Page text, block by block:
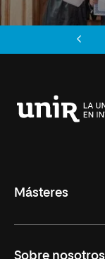
Másteres
Sobre nosotros